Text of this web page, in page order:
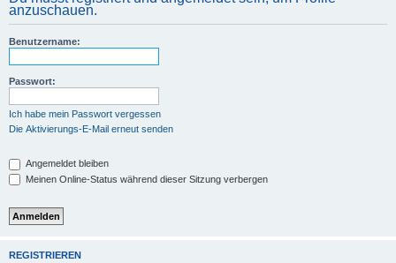
anzuschauen.
Benutzername:
Passwort:
Ich habe mein Passwort vergessen
Die Aktivierungs-E-Mail erneut senden
Angemeldet bleiben
Meinen Online-Status während dieser Sitzung verbergen
REGISTRIEREN